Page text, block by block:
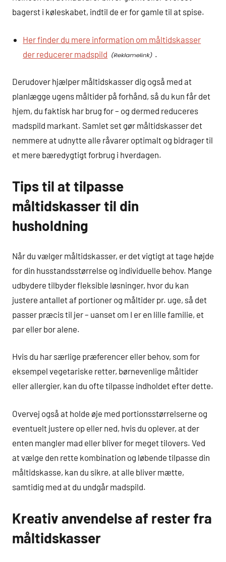
bagerst i køleskabet, indtil de er for gamle til at spise.
Her finder du mere information om måltidskasser
der reducerer madspild
.
Derudover hjælper måltidskasser dig også med at
planlægge ugens måltider på forhånd, så du kun får det
hjem, du faktisk har brug for – og dermed reduceres
madspild markant. Samlet set gør måltidskasser det
nemmere at udnytte alle råvarer optimalt og bidrager til
et mere bæredygtigt forbrug i hverdagen.
Tips til at tilpasse
måltidskasser til din
husholdning
Når du vælger måltidskasser, er det vigtigt at tage højde
for din husstandsstørrelse og individuelle behov. Mange
udbydere tilbyder fleksible løsninger, hvor du kan
justere antallet af portioner og måltider pr. uge, så det
passer præcis til jer – uanset om I er en lille familie, et
par eller bor alene.
Hvis du har særlige præferencer eller behov, som for
eksempel vegetariske retter, børnevenlige måltider
eller allergier, kan du ofte tilpasse indholdet efter dette.
Overvej også at holde øje med portionsstørrelserne og
eventuelt justere op eller ned, hvis du oplever, at der
enten mangler mad eller bliver for meget tilovers. Ved
at vælge den rette kombination og løbende tilpasse din
måltidskasse, kan du sikre, at alle bliver mætte,
samtidig med at du undgår madspild.
Kreativ anvendelse af rester fra
måltidskasser